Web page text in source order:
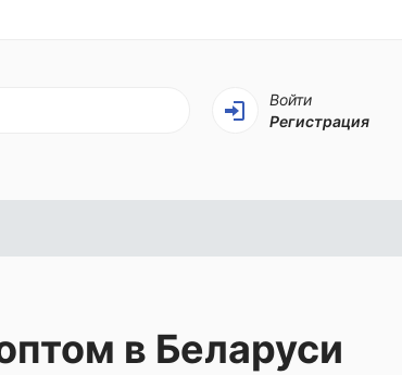
Войти
Регистрация
в Беларуси